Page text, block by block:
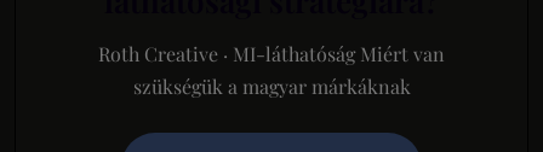
Roth Creative · MI-láthatóság Miért van
szükségük a magyar márkáknak